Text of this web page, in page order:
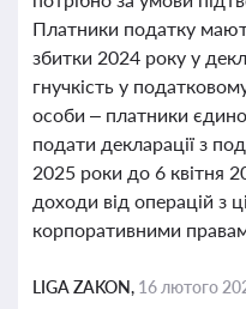
Платники податку
збитки 2024 року у
гнучкість у
особи – платники
подати декларації з
2025 роки до 6 квітня
доходи від операцій з
корпоративними
LIGA ZAKON, 16 лютого